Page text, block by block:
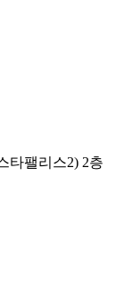
타팰리스2) 2층